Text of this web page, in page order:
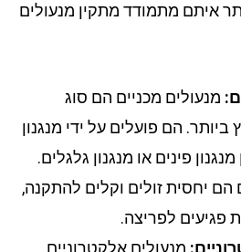
מתמודד מתקין מנעולים
מכניים הם סוג
הם פועלים על ידי מנגנון
פינים או מנגנון גלגלים.
יחסית זולים וקלים להתקנה,
לפריצה.
מנעולים אלקטרוניים